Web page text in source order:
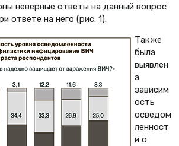
неверные ответы на данный вопрос
ответе на него (рис. 1).
Также
была
выявлен
а
зависим
ость
осведом
ленност
и о